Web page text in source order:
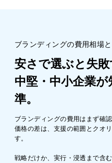
ブランディングの費用相場
安さで選ぶと失敗
中堅・中小企業
準。
ブランディングの費用はまず確
価格の差は、支援の範囲とクオ
す。
戦略だけか、実行・浸透まで含